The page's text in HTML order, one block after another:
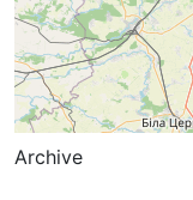
Archive